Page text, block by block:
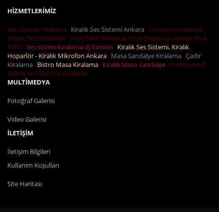
HİZMETLERİMİZ
Ses Sistemi Kiralama Kiralık Ses Sistemi Ankara Hoparlör Kiralama,
Kiralık Ses Sistemleri
Kına Tahtı Kiralama, Kına Gecesi için Kiralık Kına
Tahtı Ses sistem kiralama dj hizmeti Kiralık Ses Sistemi, Kiralık
Hoparlör - Kiralık Mikrofon Ankara Masa Sandalye Kiralama Çadır
Kiralama Bistro Masa Kiralama Kiralık Masa Sandalye Profesyonel
Sahne ve Platform Kiralama
MULTİMEDYA
Fotoğraf Galerisi
Video Galerisi
İLETİŞİM
İletişim Bilgileri
Kullanım Koşulları
Site Haritası